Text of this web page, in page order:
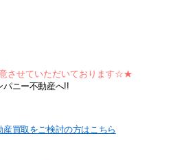
させていただいております☆★
パニー不動産へ!!
産買取をご検討の方はこちら